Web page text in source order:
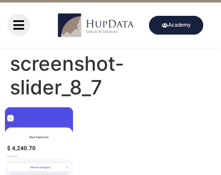
Academy
screenshot-
slider_8_7